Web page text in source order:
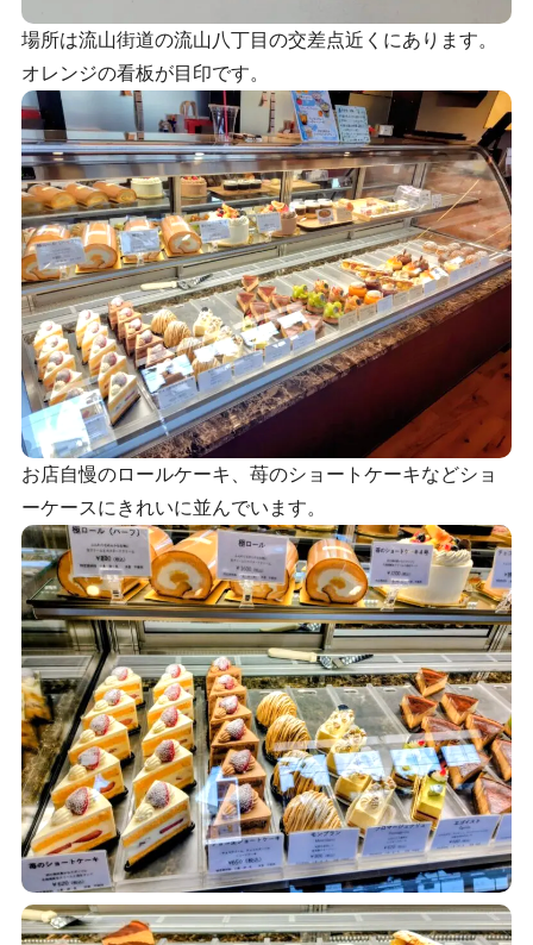
場所は流山街道の流山八丁目の交差点近くにあります。
オレンジの看板が目印です。
お店自慢のロールケーキ、苺のショートケーキなどショ
ーケースにきれいに並んでいます。